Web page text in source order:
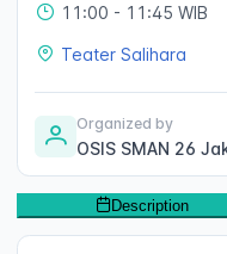
11:00 - 11:45 WIB
Teater Salihara
Organized by
OSIS SMAN 26
Description